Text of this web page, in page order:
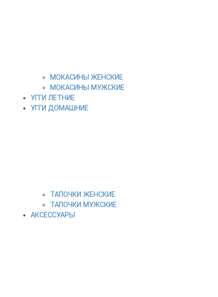
МОКАСИНЫ ЖЕНСКИЕ
МОКАСИНЫ МУЖСКИЕ
УГГИ ЛЕТНИЕ
УГГИ ДОМАШНИЕ
ТАПОЧКИ ЖЕНСКИЕ
ТАПОЧКИ МУЖСКИЕ
АКСЕССУАРЫ